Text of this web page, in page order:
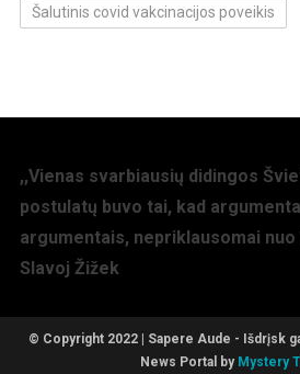
Šalutinis covid vakcinacijos poveikis
,,Vienas svarbiausių didingos
postulatų buvo tai, kad
argumentais, nepriklausomai nuo
Slavoj Žižek
© Copyright 2022 | Sapere Aude - Išdrįsk
News Portal by Mystery